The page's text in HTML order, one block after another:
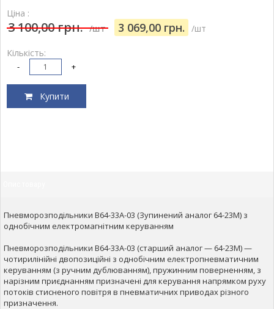
Ціна :
3 100,00 грн. /шт 3 069,00 грн. /шт
Кількість:
- +
Купити
Пневморозподільники В64-33А-03 (Зупинений аналог 64-23М) з
однобічним електромагнітним керуванням
Пневморозподільники В64-33А-03 (старший аналог — 64-23М) —
чотирилінійні двопозиційні з однобічним електропневматичним
керуванням (з ручним дублюванням), пружинним поверненням, з
нарізним приєднанням призначені для керування напрямком руху
потоків стисненого повітря в пневматичних приводах різного
призначення.